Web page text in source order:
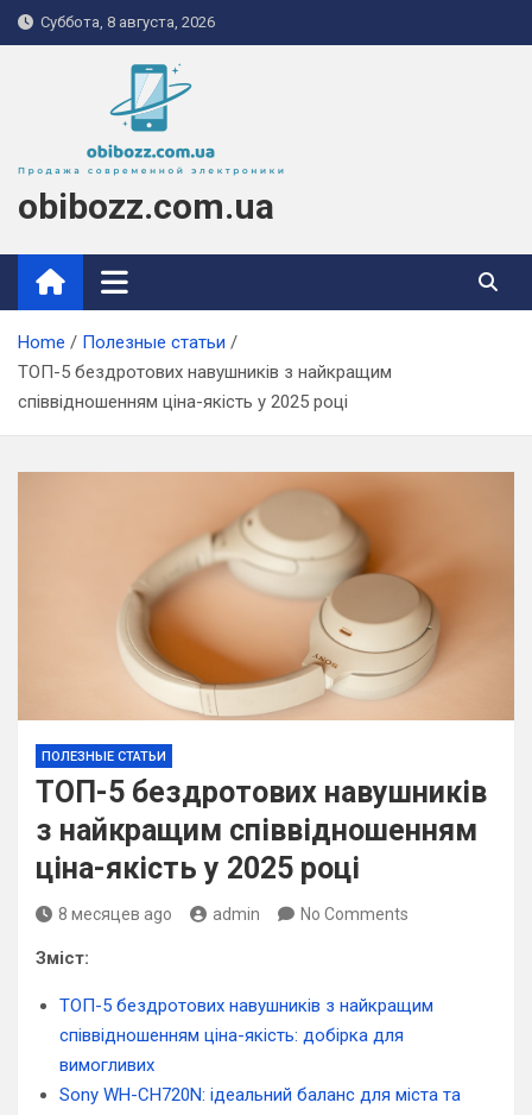
Skip
to
Суббота, 8 августа, 2026
obibozz.com.ua
Home
Полезные статьи
ТОП-5 бездротових навушників з найкращим
співвідношенням ціна-якість у 2025 році
ПОЛЕЗНЫЕ СТАТЬИ
ТОП-5 бездротових навушників
з найкращим співвідношенням
ціна-якість у 2025 році
8 месяцев ago admin No Comments
Зміст:
ТОП-5 бездротових навушників з найкращим
співвідношенням ціна-якість: добірка для
вимогливих
Sony WH-CH720N: ідеальний баланс для міста та